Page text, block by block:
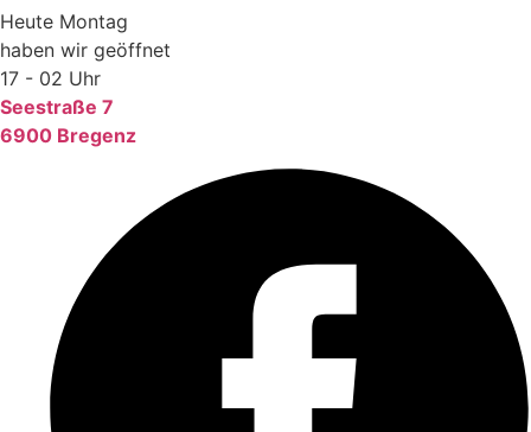
Heute Montag
haben wir geöffnet
17 - 02 Uhr
Seestraße 7
6900 Bregenz